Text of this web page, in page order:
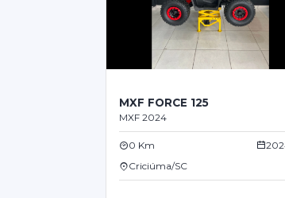
MXF FORCE 125
MXF 2024
0 Km
Criciúma/SC